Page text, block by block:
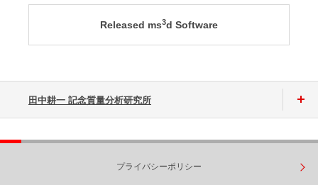
Released ms3d Software
田中耕一 記念質量分析研究所
プライバシーポリシー